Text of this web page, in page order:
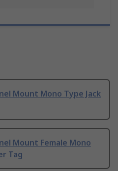
Mount Mono Type Jack
Mount Female Mono
Tag